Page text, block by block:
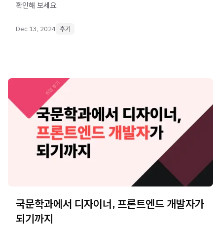
확인해 보세요.
Dec 13, 2024 후기
국문학과에서 디자이너, 프론트엔드 개발자가
되기까지